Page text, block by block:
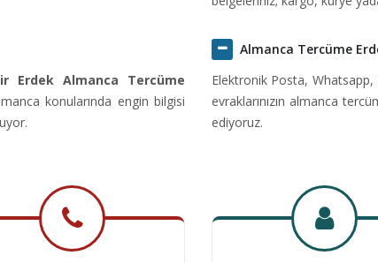
Erdek Almanca Tercüme
konularında engin bilgisi
Almanca Tercüme
Elektronik Posta, Whatsapp,
evraklarınızın almanca
ediyoruz.